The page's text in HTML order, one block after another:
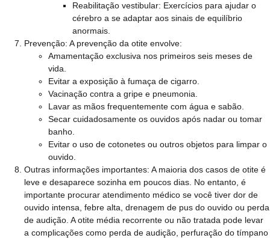
Reabilitação vestibular: Exercícios para ajudar o
cérebro a se adaptar aos sinais de equilíbrio
anormais.
Prevenção: A prevenção da otite envolve:
Amamentação exclusiva nos primeiros seis meses de
vida.
Evitar a exposição à fumaça de cigarro.
Vacinação contra a gripe e pneumonia.
Lavar as mãos frequentemente com água e sabão.
Secar cuidadosamente os ouvidos após nadar ou tomar
banho.
Evitar o uso de cotonetes ou outros objetos para limpar o
ouvido.
Outras informações importantes: A maioria dos casos de otite é
leve e desaparece sozinha em poucos dias. No entanto, é
importante procurar atendimento médico se você tiver dor de
ouvido intensa, febre alta, drenagem de pus do ouvido ou perda
de audição. A otite média recorrente ou não tratada pode levar
a complicações como perda de audição, perfuração do tímpano